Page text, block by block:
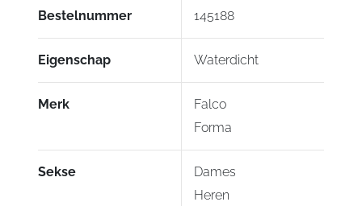
Bestelnummer 145188
Eigenschap Waterdicht
Merk
Falco
Forma
Sekse
Dames
Heren